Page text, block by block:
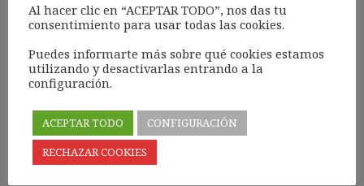
Nota:
forma totalmente GRATUITA.
La proliferación de empresas que utilizan la
lucro y que se apropian del contenido de terceros sin
ningún respeto por los derechos de autor, me ha
llevado a restringir el contenido del blog únicamente
Al hacer clic en “ACEPTAR TODO”, nos das tu
consentimiento para usar todas las cookies.
Puedes informarte más sobre qué cookies estamos
utilizando y desactivarlas entrando a la
configuración.
ACEPTAR TODO
CONFIGURACIÓN
RECHAZAR COOKIES